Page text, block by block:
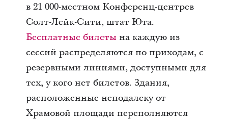
в 21 000-местном Конференц-центрев
Солт-Лейк-Сити, штат Юта.
Бесплатные билеты на каждую из
сессий распределяются по приходам, с
резервными линиями, доступными для
тех, у кого нет билетов. Здания,
расположенные неподалеку от
Храмовой площади переполняются